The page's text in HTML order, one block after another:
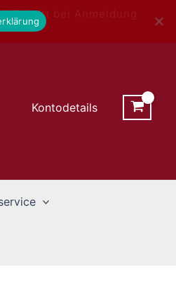
Rabatt bei Anmeldung
Kontodetails